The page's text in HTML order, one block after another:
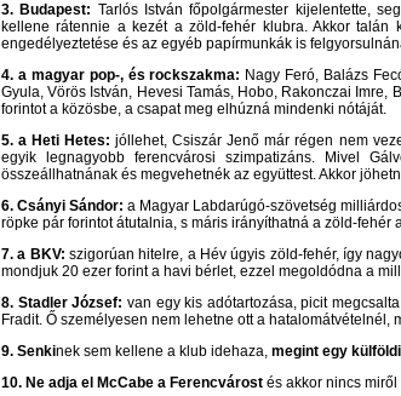
3. Budapest: Tarlós István főpolgármester kijelentette,
kellene rátennie a kezét a zöld-fehér klubra. Akkor talán
engedélyeztetése és az egyéb papírmunkák is
4. a magyar pop-, és rockszakma: Nagy Feró, Balázs
Gyula, Vörös István, Hevesi Tamás, Hobo, Rakonczai
forintot a közösbe, a csapat meg elhúzná mindenki nótáját.
5. a Heti Hetes:jóllehet, Csiszár Jenő már régen nem
egyik legnagyobb ferencvárosi szimpatizáns. Mivel
összeállhatnának és megvehetnék az együttest. Akkor
6. Csányi Sándor: a Magyar Labdarúgó-szövetség
röpke pár forintot átutalnia, s máris irányíthatná a zöld-fehér
7. a BKV: szigorúan hitelre, a Hév úgyis zöld-fehér, így
mondjuk 20 ezer forint a havi bérlet, ezzel megoldódna a
8. Stadler József: van egy kis adótartozása, picit
Fradit. Ő személyesen nem lehetne ott a hatalomátvételnél,
9. Senkinek sem kellene a klub idehaza, megint egy külföldi
10. Ne adja el McCabe a Ferencvárost és akkor nincs